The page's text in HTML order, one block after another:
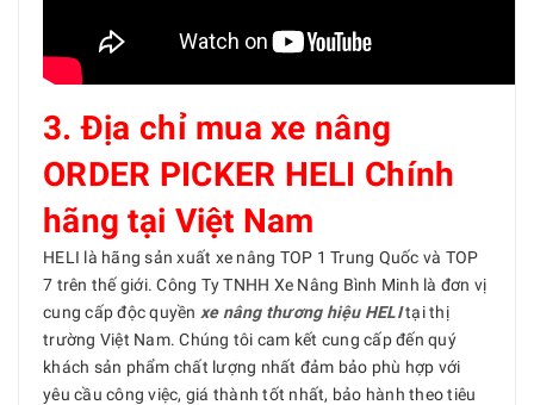
3. Địa chỉ mua xe nâng
ORDER PICKER HELI Chính
hãng tại Việt Nam
HELI là hãng sản xuất xe nâng TOP 1 Trung Quốc và TOP
7 trên thế giới. Công Ty TNHH Xe Nâng Bình Minh là đơn vị
cung cấp độc quyền xe nâng thương hiệu HELItại thị
trường Việt Nam. Chúng tôi cam kết cung cấp đến quý
khách sản phẩm chất lượng nhất đảm bảo phù hợp với
yêu cầu công việc, giá thành tốt nhất, bảo hành theo tiêu